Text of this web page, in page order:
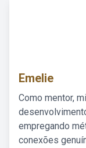
Emelie
Como mentor,
empregando
conexões